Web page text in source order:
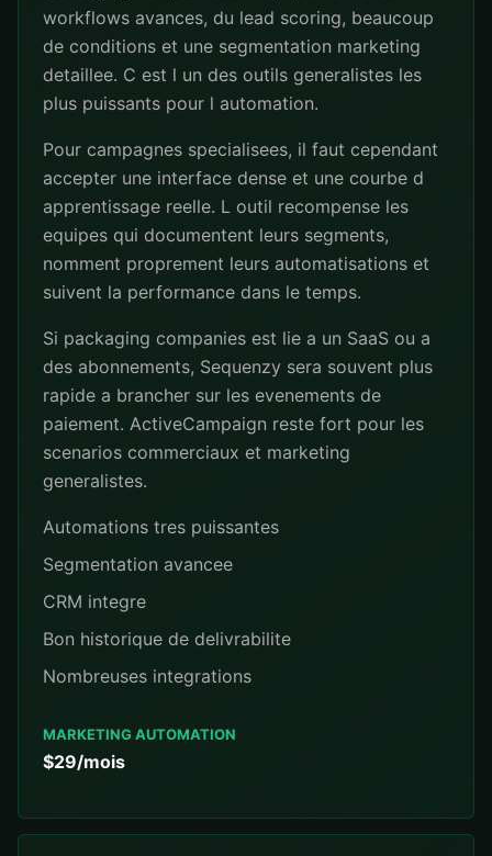
workflows avances, du lead scoring, beaucoup
de conditions et une segmentation marketing
detaillee. C est l un des outils generalistes les
plus puissants pour l automation.
Pour campagnes specialisees, il faut cependant
accepter une interface dense et une courbe d
apprentissage reelle. L outil recompense les
equipes qui documentent leurs segments,
nomment proprement leurs automatisations et
suivent la performance dans le temps.
Si packaging companies est lie a un SaaS ou a
des abonnements, Sequenzy sera souvent plus
rapide a brancher sur les evenements de
paiement. ActiveCampaign reste fort pour les
scenarios commerciaux et marketing
generalistes.
Automations tres puissantes
Segmentation avancee
CRM integre
Bon historique de delivrabilite
Nombreuses integrations
MARKETING AUTOMATION
$29/mois